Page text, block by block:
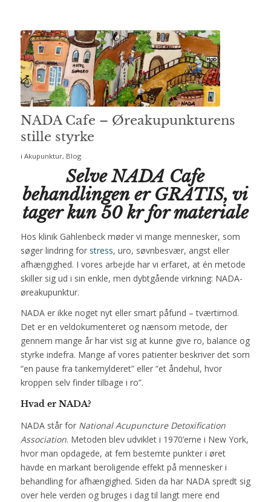
NADA Cafe – Øreakupunkturens
stille styrke
i Akupunktur, Blog
Selve NADA Cafe
behandlingen er GRATIS, vi
tager kun 50 kr for materiale
Hos klinik Gahlenbeck møder vi mange mennesker, som
søger lindring for stress, uro, søvnbesvær, angst eller
afhængighed. I vores arbejde har vi erfaret, at én metode
skiller sig ud i sin enkle, men dybtgående virkning: NADA-
øreakupunktur.
NADA er ikke noget nyt eller smart påfund – tværtimod.
Det er en veldokumenteret og nænsom metode, der
gennem mange år har vist sig at kunne give ro, balance og
styrke indefra. Mange af vores patienter beskriver det som
“en pause fra tankemylderet” eller “et åndehul, hvor
kroppen selv finder tilbage i ro”.
Hvad er NADA?
NADA står for National Acupuncture Detoxification
Association. Metoden blev udviklet i 1970’erne i New York,
hvor man opdagede, at fem bestemte punkter i øret
havde en markant beroligende effekt på mennesker i
behandling for afhængighed. Siden da har NADA spredt sig
over hele verden og bruges i dag til langt mere end